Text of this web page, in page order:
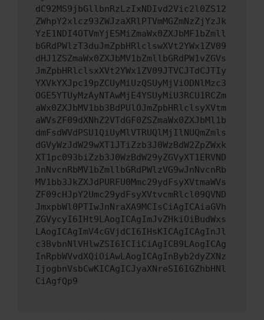
dC92MS9jbGllbnRzLzIxNDIvd2Vic2l0ZS12
ZWhpY2xlcz93ZWJzaXRlPTVmMGZmNzZjYzJk
YzE1NDI4OTVmYjE5MiZmaWx0ZXJbMF1bZmll
bGRdPWlzT3duJmZpbHRlclswXVt2YWx1ZV09
dHJ1ZSZmaWx0ZXJbMV1bZmllbGRdPW1vZGVs
JmZpbHRlclsxXVt2YWx1ZV09JTVCJTdCJTIy
YXVkYXJpc19pZCUyMiUzQSUyMjViODNlMzc3
OGE5YTUyMzAyNTAwMjE4YSUyMiU3RCU1RCZm
aWx0ZXJbMV1bb3BdPUlOJmZpbHRlclsyXVtm
aWVsZF09dXNhZ2VTdGF0ZSZmaWx0ZXJbMl1b
dmFsdWVdPSU1QiUyMlVTRUQlMjIlNUQmZmls
dGVyWzJdW29wXT1JTiZzb3J0WzBdW2ZpZWxk
XT1pc093biZzb3J0WzBdW29yZGVyXT1ERVND
JnNvcnRbMV1bZmllbGRdPWlzVG9wJnNvcnRb
MV1bb3JkZXJdPURFU0Mmc29ydFsyXVtmaWVs
ZF09cHJpY2Umc29ydFsyXVtvcmRlcl09QVND
JmxpbWl0PTIwJnNraXA9MCIsCiAgICAiaGVh
ZGVycyI6IHt9LAogICAgImJvZHkiOiBudWxs
LAogICAgImV4cGVjdCI6IHsKICAgICAgInJl
c3BvbnNlVHlwZSI6ICIiCiAgICB9LAogICAg
InRpbWVvdXQiOiAwLAogICAgInByb2dyZXNz
IjogbnVsbCwKICAgICJyaXNreSI6IGZhbHNl
CiAgfQp9